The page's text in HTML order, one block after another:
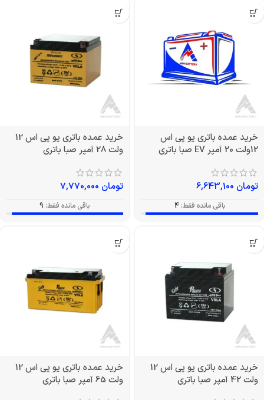
خرید عمده باتری یو پی اس
12ولت 20 آمپر EV صبا باتری
تومان
باقی مانده فقط: 4
خرید عمده باتری یو پی اس 12
ولت 28 آمپر صبا باتری
تومان
باقی مانده فقط: 9
خرید عمده باتری یو پی اس 12
ولت 42 آمپر صبا باتری
خرید عمده باتری یو پی اس 12
ولت 65 آمپر صبا باتری